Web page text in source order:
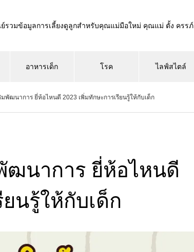
รวมข้อมูลการเลี้ยงดูลูกสำหรับคุณแม่มือใหม่ คุณแม่ ตั้ง ครรภ์
อาหารเด็ก โรค ไลฟ์สไตล์
มพัฒนาการ ยี่ห้อไหนดี 2023 เพิ่มทักษะการเรียนรู้ให้กับเด็ก
ฒนาการ ยี่ห้อไหนดี
นรู้ให้กับเด็ก